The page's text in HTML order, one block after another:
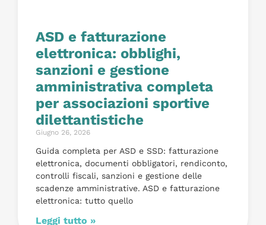
ASD e fatturazione
elettronica: obblighi,
sanzioni e gestione
amministrativa completa
per associazioni sportive
dilettantistiche
Giugno 26, 2026
Guida completa per ASD e SSD: fatturazione
elettronica, documenti obbligatori, rendiconto,
controlli fiscali, sanzioni e gestione delle
scadenze amministrative. ASD e fatturazione
elettronica: tutto quello
Leggi tutto »